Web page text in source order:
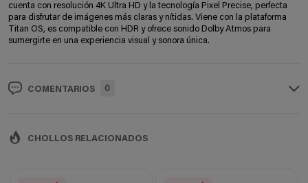
cuenta con resolución 4K Ultra HD y la tecnología Pixel Precise, perfecta
para disfrutar de imágenes más claras y nítidas. Viene con la plataforma
Titan OS, es compatible con HDR y ofrece sonido Dolby Atmos para
sumergirte en una experiencia visual y sonora única.
COMENTARIOS 0
CHOLLOS RELACIONADOS